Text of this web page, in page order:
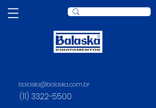
balaska@balaska.com.br
(11) 3322-5500